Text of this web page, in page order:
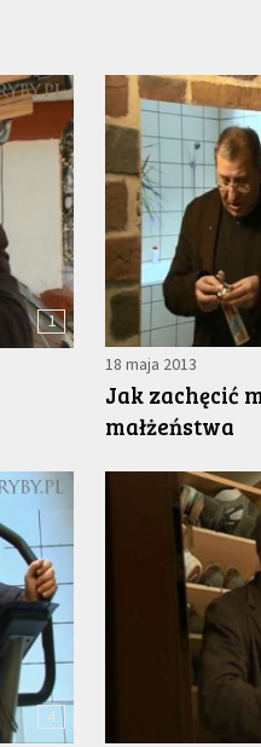
1
18 maja 2013
Jak zachęcić
małżeństwa
4